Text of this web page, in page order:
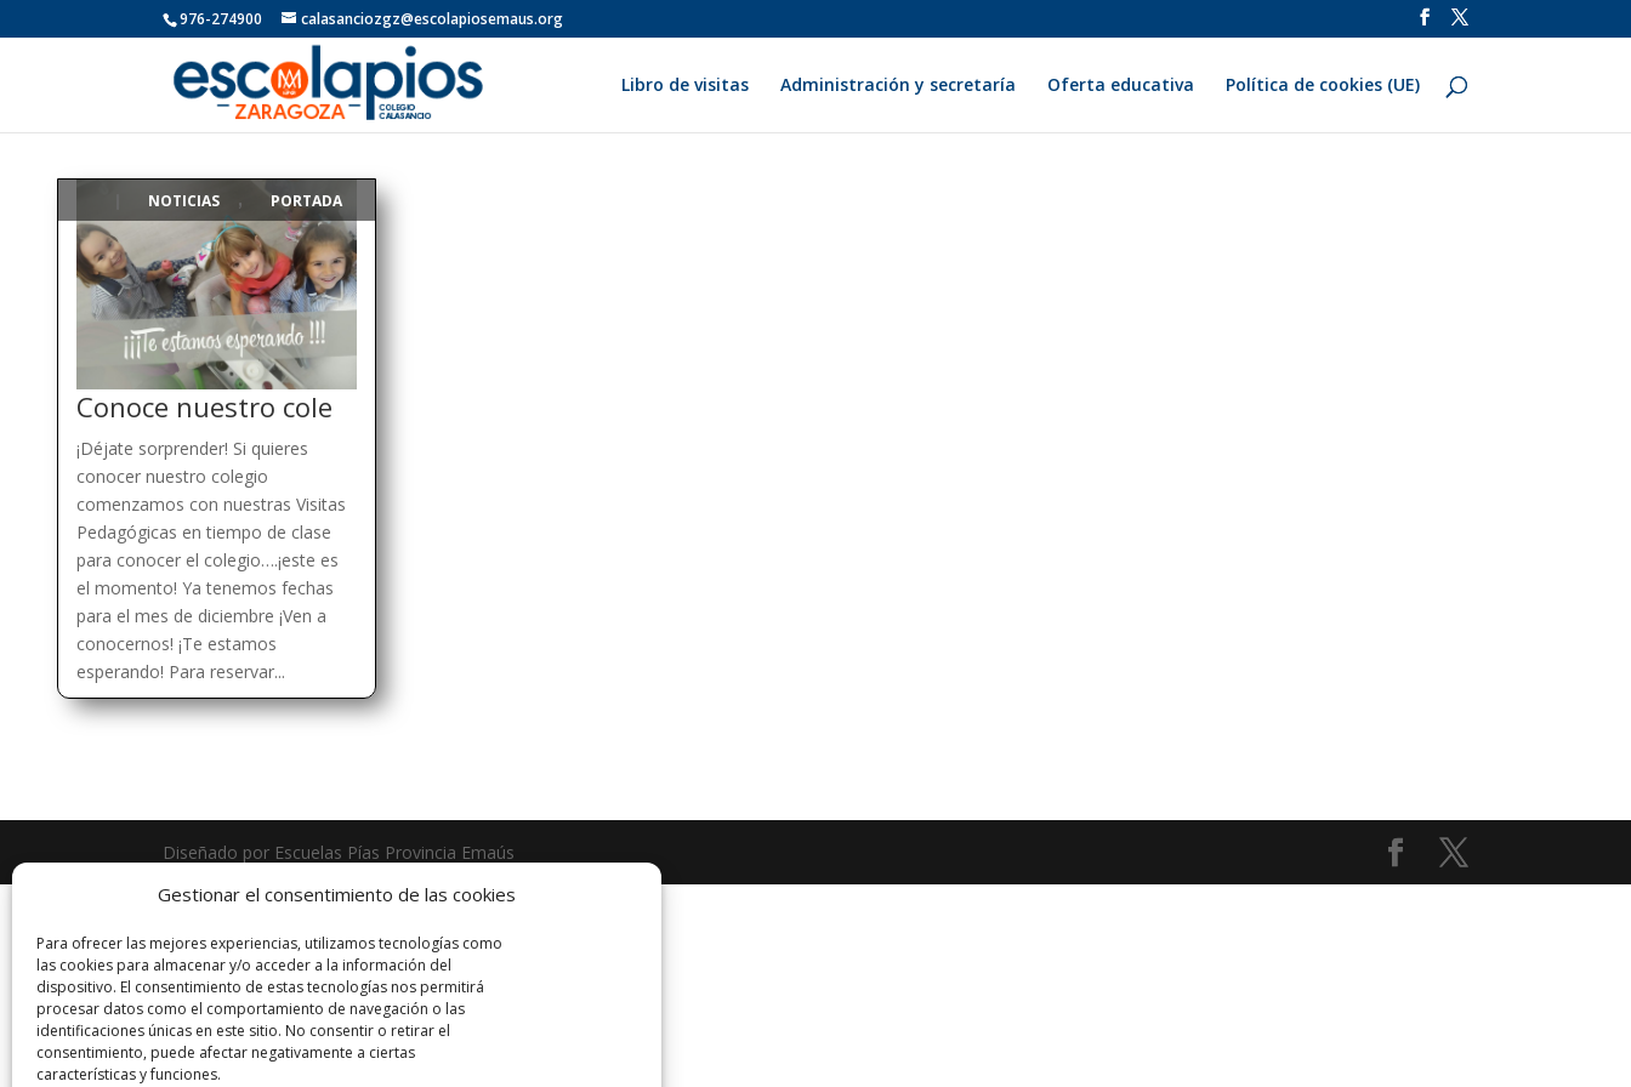
Gestionar el consentimiento de las cookies
Para ofrecer las mejores experiencias, utilizamos tecnologías como
las cookies para almacenar y/o acceder a la información del
dispositivo. El consentimiento de estas tecnologías nos permitirá
procesar datos como el comportamiento de navegación o las
identificaciones únicas en este sitio. No consentir o retirar el
consentimiento, puede afectar negativamente a ciertas
características y funciones.
976-274900 calasanciozgz@escolapiosemaus.org
Libro de visitas Administración y secretaría Oferta educativa Política de cookies (UE)
Conoce nuestro cole
NOTICIAS , PORTADA
¡Déjate sorprender! Si quieres
conocer nuestro colegio
comenzamos con nuestras Visitas
Pedagógicas en tiempo de clase
para conocer el colegio….¡este es
el momento! Ya tenemos fechas
para el mes de diciembre ¡Ven a
conocernos! ¡Te estamos
esperando! Para reservar...
Diseñado por Escuelas Pías Provincia Emaús